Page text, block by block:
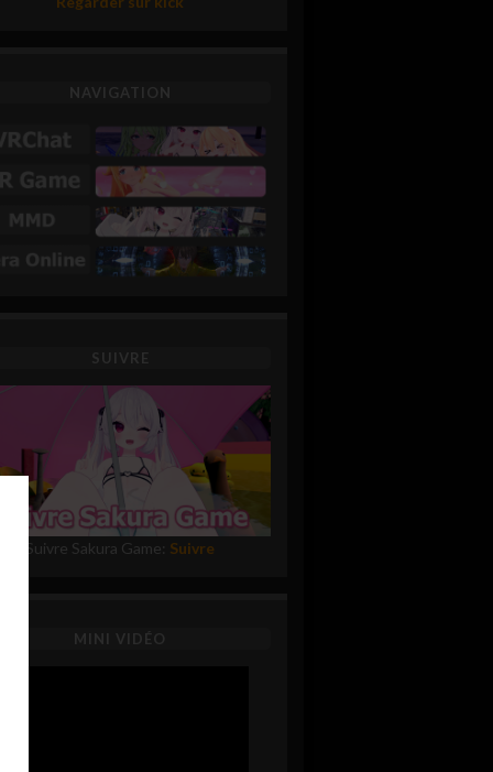
NAVIGATION
SUIVRE
Suivre Sakura Game: Suivre
MINI VIDÉO